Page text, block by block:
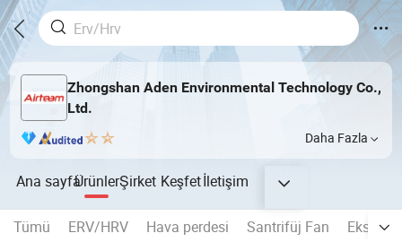
Zhongshan Aden Environmental Technology Co.,
Ltd.
Daha Fazla
Ana sayfaÜrünlerŞirket Keşfetİletişim
Tümü ERV/HRV Hava perdesi Santrifüj Fan Eksenel